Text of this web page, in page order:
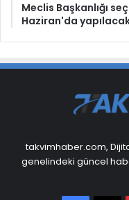
Meclis Başkanlığı
Haziran'da
takvimhaber.com,
genelindeki güncel